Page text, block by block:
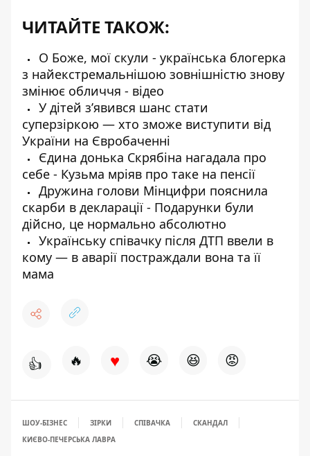
ЧИТАЙТЕ ТАКОЖ:
О Боже, мої скули - українська блогерка
з найекстремальнішою зовнішністю знову
змінює обличчя - відео
У дітей з’явився шанс стати
суперзіркою — хто зможе виступити від
України на Євробаченні
Єдина донька Скрябіна нагадала про
себе - Кузьма мріяв про таке на пенсії
Дружина голови Мінцифри пояснила
скарби в декларації - Подарунки були
дійсно, це нормально абсолютно
Українську співачку після ДТП ввели в
кому — в аварії постраждали вона та її
мама
👍 🔥 ♥ 😭 😆 😡
ШОУ-БІЗНЕС ЗІРКИ СПІВАЧКА
СКАНДАЛ
КИЄВО-ПЕЧЕРСЬКА ЛАВРА